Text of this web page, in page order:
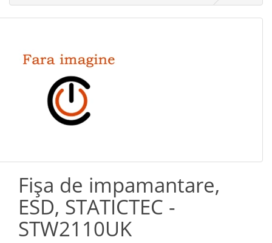
Fişa de impamantare,
ESD, STATICTEC -
STW2110UK